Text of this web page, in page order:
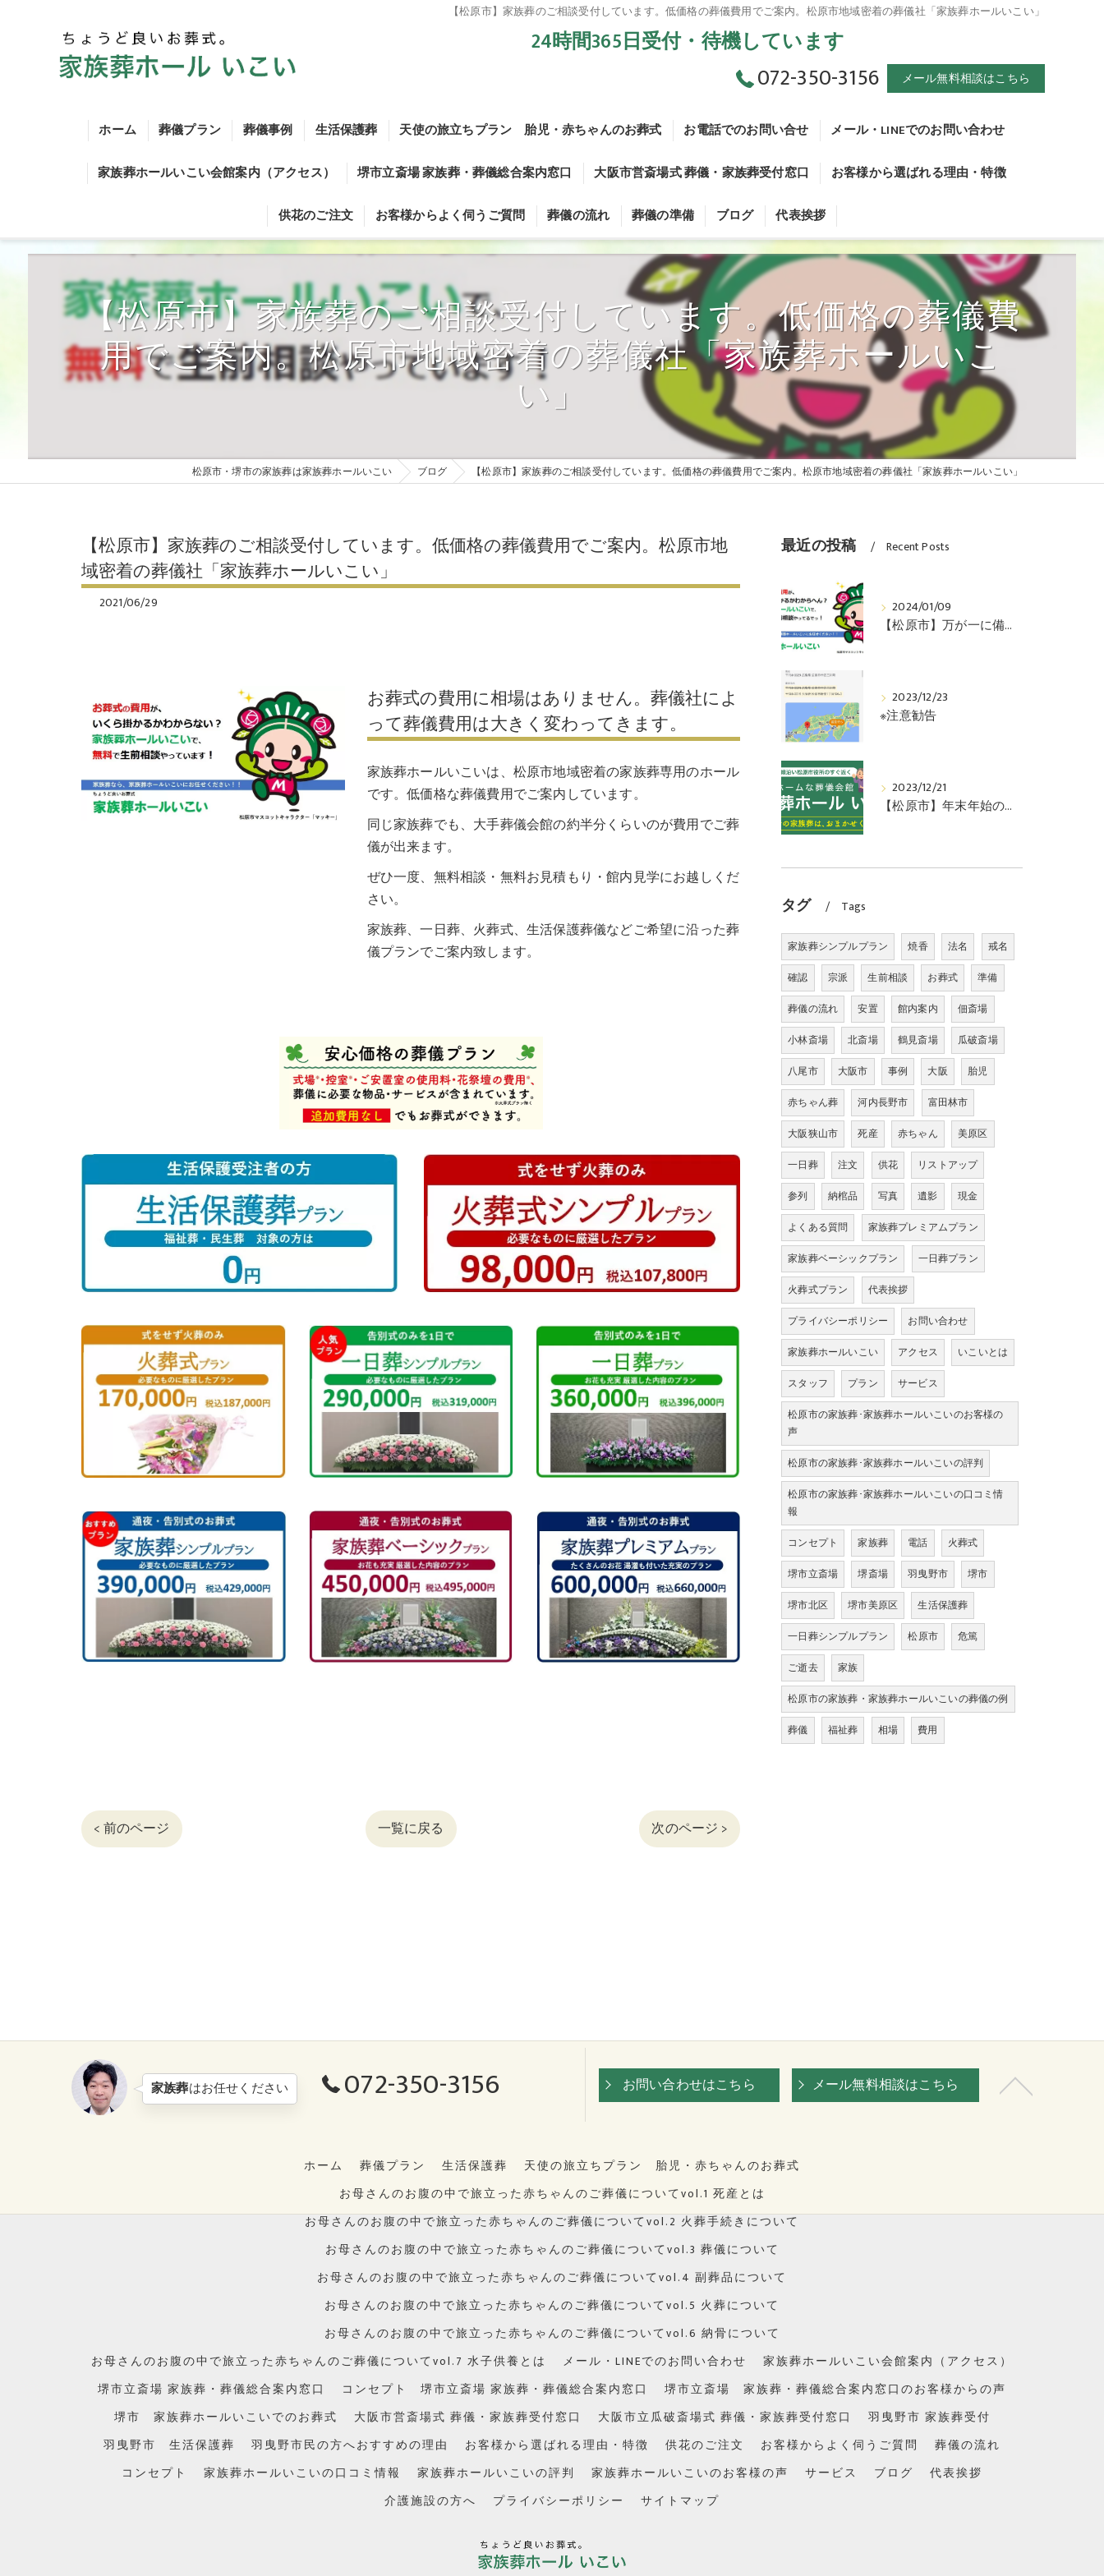
【松原市】家族葬のご相談受付しています。低価格の葬儀費用でご案内。松原市地域密着の葬儀社「家族葬ホールいこい」
24時間365日受付・待機しています
072-350-3156 メール無料相談はこちら
ホーム 葬儀プラン
一日葬プラン
家族葬シンプルプラン
家族葬ベーシックプラン
葬儀事例 生活保護葬 天使の旅立ちプラン 胎児・赤ちゃんのお葬式
お母さんのお腹の中で旅立った赤ちゃんのご葬儀についてvol.1 死産とは
お母さんのお腹の中で旅立った赤ちゃんのご葬儀についてvol.2 火葬手続きについて
お母さんのお腹の中で旅立った赤ちゃんのご葬儀についてvol.3 葬儀について
お母さんのお腹の中で旅立った赤ちゃんのご葬儀についてvol.4 副葬品について
お母さんのお腹の中で旅立った赤ちゃんのご葬儀についてvol.5 火葬について
お母さんのお腹の中で旅立った赤ちゃんのご葬儀についてvol.6 納骨について
お母さんのお腹の中で旅立った赤ちゃんのご葬儀についてvol.7 水子供養とは
お電話でのお問い合せ メール・LINEでのお問い合わせ
家族葬ホールいこい会館案内（アクセス） 堺市立斎場 家族葬・葬儀総合案内窓口
堺斎場 葬儀・家族葬お電話での問い合せ
堺市立斎場 葬儀プラン
市営斎場 火葬式9.8プラン
市営斎場 火葬式17プラン
市営斎場 家族葬38プラン
市営斎場 いこい128プラン
堺市民 生活保護葬
堺市立斎場 会館案内
堺市立斎場のよく伺うご質問
堺市立斎場 葬儀の流れ
事前相談
ご宗旨ご宗派の確認
お戒名の付け方
焼香の作法
葬儀までのご安置先
葬儀社と打合せの時に、必要なもの
葬儀までに準備が必要なお金
棺の中に入れてあげる物
お葬式のお声掛け
大阪市営斎場式 葬儀・家族葬受付窓口
【大阪市営斎場】葬儀・家族葬問合せ窓口
大阪市立瓜破斎場式 葬儀・家族葬受付窓口
お客様から選ばれる理由・特徴
供花のご注文 お客様からよく伺うご質問 葬儀の流れ 葬儀の準備
生前相談
葬儀の形式
宗派の確認
戒名の付け方
お焼香の回数
ご安置先
葬儀までに必要な現金
ブログ 代表挨拶
【松原市】家族葬のご相談受付しています。低価格の葬儀費
用でご案内。松原市地域密着の葬儀社「家族葬ホールいこ
い」
松原市・堺市の家族葬は家族葬ホールいこい ブログ 【松原市】家族葬のご相談受付しています。低価格の葬儀費用でご案内。松原市地域密着の葬儀社「家族葬ホールいこい」
【松原市】家族葬のご相談受付しています。低価格の葬儀費用でご案内。松原市地
域密着の葬儀社「家族葬ホールいこい」
2021/06/29
お葬式の費用に相場はありません。葬儀社によ
って葬儀費用は大きく変わってきます。
家族葬ホールいこいは、松原市地域密着の家族葬専用のホール
です。低価格な葬儀費用でご案内しています。
同じ家族葬でも、大手葬儀会館の約半分くらいのが費用でご葬
儀が出来ます。
ぜひ一度、無料相談・無料お見積もり・館内見学にお越しくだ
さい。
家族葬、一日葬、火葬式、生活保護葬儀などご希望に沿った葬
儀プランでご案内致します。
< 前のページ 一覧に戻る 次のページ >
最近の投稿 Recent Posts
2024/01/09
【松原市】万が一に備えた事前の相談受付しています。
2023/12/23
※注意勧告
2023/12/21
【松原市】年末年始のお知らせ。地域密着の葬儀式場「家族葬ホールいこい」
タグ Tags
家族葬シンプルプラン 焼香 法名
戒名
確認
宗派 生前相談 お葬式
準備
葬儀の流れ
安置 館内案内
佃斎場
小林斎場
北斎場 鶴見斎場
瓜破斎場
八尾市
大阪市 事例 大阪
胎児
赤ちゃん葬
河内長野市
富田林市
大阪狭山市
死産 赤ちゃん
美原区
一日葬
注文 供花
リストアップ
参列
納棺品 写真 遺影
現金
よくある質問
家族葬プレミアムプラン
家族葬ベーシックプラン
一日葬プラン
火葬式プラン
代表挨拶
プライバシーポリシー
お問い合わせ
家族葬ホールいこい
アクセス
いこいとは
スタッフ
プラン
サービス
松原市の家族葬･家族葬ホールいこいのお客様の
声
松原市の家族葬･家族葬ホールいこいの評判
松原市の家族葬･家族葬ホールいこいの口コミ情
報
コンセプト
家族葬 電話
火葬式
堺市立斎場
堺斎場 羽曳野市
堺市
堺市北区
堺市美原区
生活保護葬
一日葬シンプルプラン
松原市
危篤
ご逝去
家族
松原市の家族葬・家族葬ホールいこいの葬儀の例
葬儀
福祉葬 相場 費用
家族葬はお任せください 072-350-3156 お問い合わせはこちら メール無料相談はこちら
ホーム 葬儀プラン 生活保護葬
天使の旅立ちプラン 胎児・赤ちゃんのお葬式
お母さんのお腹の中で旅立った赤ちゃんのご葬儀についてvol.1 死産とは
お母さんのお腹の中で旅立った赤ちゃんのご葬儀についてvol.2 火葬手続きについて
お母さんのお腹の中で旅立った赤ちゃんのご葬儀についてvol.3 葬儀について
お母さんのお腹の中で旅立った赤ちゃんのご葬儀についてvol.4 副葬品について
お母さんのお腹の中で旅立った赤ちゃんのご葬儀についてvol.5 火葬について
お母さんのお腹の中で旅立った赤ちゃんのご葬儀についてvol.6 納骨について
お母さんのお腹の中で旅立った赤ちゃんのご葬儀についてvol.7 水子供養とは
メール・LINEでのお問い合わせ
家族葬ホールいこい会館案内（アクセス）
堺市立斎場 家族葬・葬儀総合案内窓口
コンセプト 堺市立斎場 家族葬・葬儀総合案内窓口
堺市立斎場 家族葬・葬儀総合案内窓口のお客様からの声
堺市 家族葬ホールいこいでのお葬式
大阪市営斎場式 葬儀・家族葬受付窓口 大阪市立瓜破斎場式 葬儀・家族葬受付窓口
羽曳野市 家族葬受付
羽曳野市 生活保護葬
羽曳野市民の方へおすすめの理由 お客様から選ばれる理由・特徴 供花のご注文 お客様からよく伺うご質問
葬儀の流れ
コンセプト
家族葬ホールいこいの口コミ情報 家族葬ホールいこいの評判 家族葬ホールいこいのお客様の声 サービス ブログ
代表挨拶
介護施設の方へ
プライバシーポリシー サイトマップ